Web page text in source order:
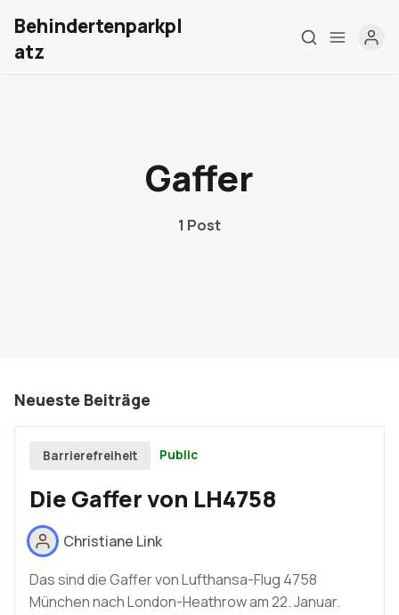
Meine Firma
London Barrierefrei
Behindertenparkpl
atz
Gaffer
1 Post
Neueste Beiträge
Barrierefreiheit Public
Die Gaffer von LH4758
Christiane Link
Das sind die Gaffer von Lufthansa-Flug 4758
München nach London-Heathrow am 22. Januar.